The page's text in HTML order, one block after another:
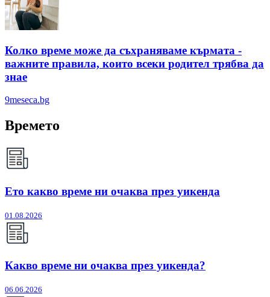
Колко време може да съхраняваме кърмата -
важните правила, които всеки родител трябва да
знае
9meseca.bg
Времето
Ето какво време ни очаква през уикенда
01.08.2026
Какво време ни очаква през уикенда?
06.06.2026